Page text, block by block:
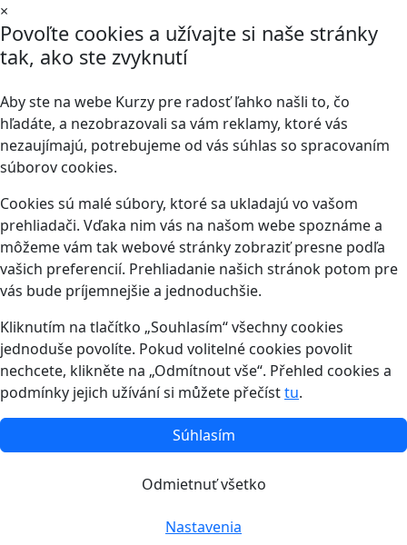
×
Povoľte cookies a užívajte si naše stránky
tak, ako ste zvyknutí
Aby ste na webe Kurzy pre radosť ľahko našli to, čo
hľadáte, a nezobrazovali sa vám reklamy, ktoré vás
nezaujímajú, potrebujeme od vás súhlas so spracovaním
súborov cookies.
Cookies sú malé súbory, ktoré sa ukladajú vo vašom
prehliadači. Vďaka nim vás na našom webe spoznáme a
môžeme vám tak webové stránky zobraziť presne podľa
vašich preferencií. Prehliadanie našich stránok potom pre
vás bude príjemnejšie a jednoduchšie.
Kliknutím na tlačítko „Souhlasím“ všechny cookies
jednoduše povolíte. Pokud volitelné cookies povolit
nechcete, klikněte na „Odmítnout vše“. Přehled cookies a
podmínky jejich užívání si můžete přečísttu.
Súhlasím
Odmietnuť všetko
Nastavenia